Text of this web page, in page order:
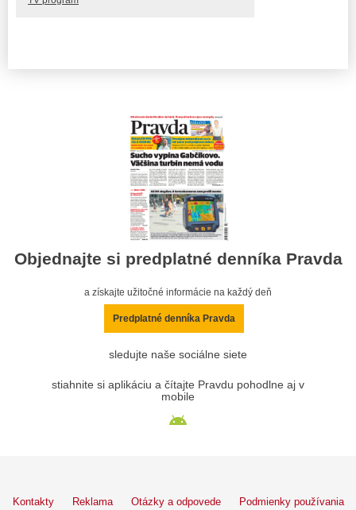
Objednajte si predplatné denníka Pravda
a získajte užitočné informácie na každý deň
Predplatné denníka Pravda
sledujte naše sociálne siete
stiahnite si aplikáciu a čítajte Pravdu pohodlne aj v
mobile
Kontakty Reklama Otázky a odpovede Podmienky používania